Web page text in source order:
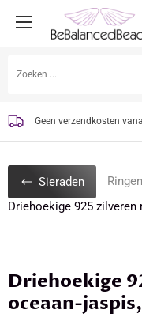
Unieke, handgemaakte
Laat mij invoelen welke
Geen verzendkosten
Sieraden
Ringen
Driehoekige 925
Driehoekige
oceaan-